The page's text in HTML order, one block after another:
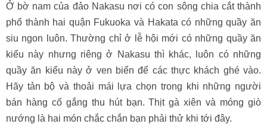
Ở bờ nam của đảo Nakasu nơi có con sông chia cắt thành
phố thành hai quận Fukuoka và Hakata có những quầy ăn
siu ngon luôn. Thường chỉ ở lễ hội mới có những quầy ăn
kiểu này nhưng riêng ở Nakasu thì khác, luôn có những
quầy ăn kiểu này ở ven biển để các thực khách ghé vào.
Hãy tản bộ và thoải mái lựa chọn trong khi những người
bán hàng cố gắng thu hút bạn. Thịt gà xiên và móng giò
nướng là hai món chắc chắn bạn phải thử khi tới đây.